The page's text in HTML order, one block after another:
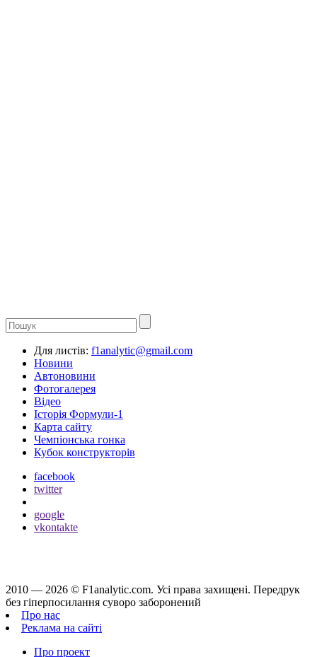
Для листів: f1analytic@gmail.com
Новини
Автоновини
Фотогалерея
Відео
Історія Формули-1
Карта сайту
Чемпіонська гонка
Кубок конструкторів
facebook
twitter
google
vkontakte
2010 — 2026 © F1analytic.com. Усi права захищенi. Передрук
без гіперпосилання суворо заборонений
Про нас
Реклама на сайті
Про проект